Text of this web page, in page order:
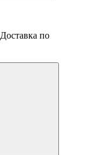
Доставка по